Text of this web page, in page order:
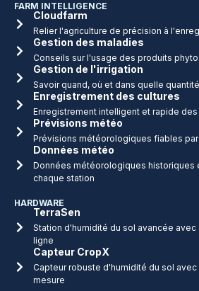
FARM INTELLIGENCE
Cloudfarm
Relier l'agriculture de précision à
Gestion des maladies
Conseils sur l'usage des produits
Gestion de l'irrigation
Savoir quand, où et dans quelle
Enregistrement des cultures
Enregistrement intelligent et rapide
Prévisions météo
Prévisions météorologiques fiables
Données météo
Données météorologiques historiques
chaque station
HARDWARE
TerraSen
Station d'humidité du sol avancée
ligne
Capteur CropX
Capteur robuste d'humidité du sol
mesure